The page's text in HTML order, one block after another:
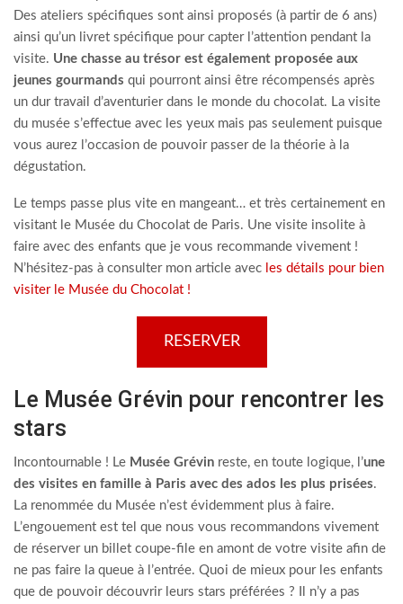
Des ateliers spécifiques sont ainsi proposés (à partir de 6 ans)
ainsi qu’un livret spécifique pour capter l’attention pendant la
visite. Une chasse au trésor est également proposée aux
jeunes gourmands qui pourront ainsi être récompensés après
un dur travail d’aventurier dans le monde du chocolat. La visite
du musée s’effectue avec les yeux mais pas seulement puisque
vous aurez l’occasion de pouvoir passer de la théorie à la
dégustation.
Le temps passe plus vite en mangeant… et très certainement en
visitant le Musée du Chocolat de Paris. Une visite insolite à
faire avec des enfants que je vous recommande vivement !
N’hésitez-pas à consulter mon article avec les détails pour bien
visiter le Musée du Chocolat !
RESERVER
Le Musée Grévin pour rencontrer les
stars
Incontournable ! Le Musée Grévin reste, en toute logique, l’une
des visites en famille à Paris avec des ados les plus prisées.
La renommée du Musée n’est évidemment plus à faire.
L’engouement est tel que nous vous recommandons vivement
de réserver un billet coupe-file en amont de votre visite afin de
ne pas faire la queue à l’entrée. Quoi de mieux pour les enfants
que de pouvoir découvrir leurs stars préférées ? Il n’y a pas